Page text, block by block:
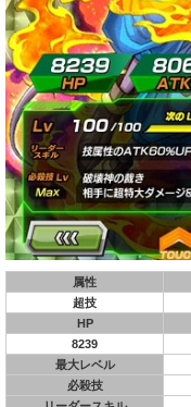
属性
超技
HP
8239
最大レベル
必殺技